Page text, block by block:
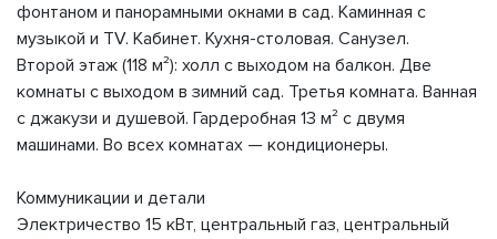
фонтаном и панорамными окнами в сад. Каминная с
музыкой и TV. Кабинет. Кухня-столовая. Санузел.
Второй этаж (118 м²): холл с выходом на балкон. Две
комнаты с выходом в зимний сад. Третья комната. Ванная
с джакузи и душевой. Гардеробная 13 м² с двумя
машинами. Во всех комнатах — кондиционеры.
Коммуникации и детали
Электричество 15 кВт, центральный газ, центральный